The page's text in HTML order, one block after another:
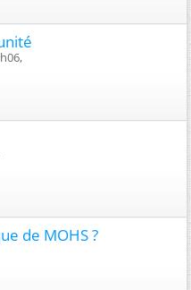
de MOHS ?